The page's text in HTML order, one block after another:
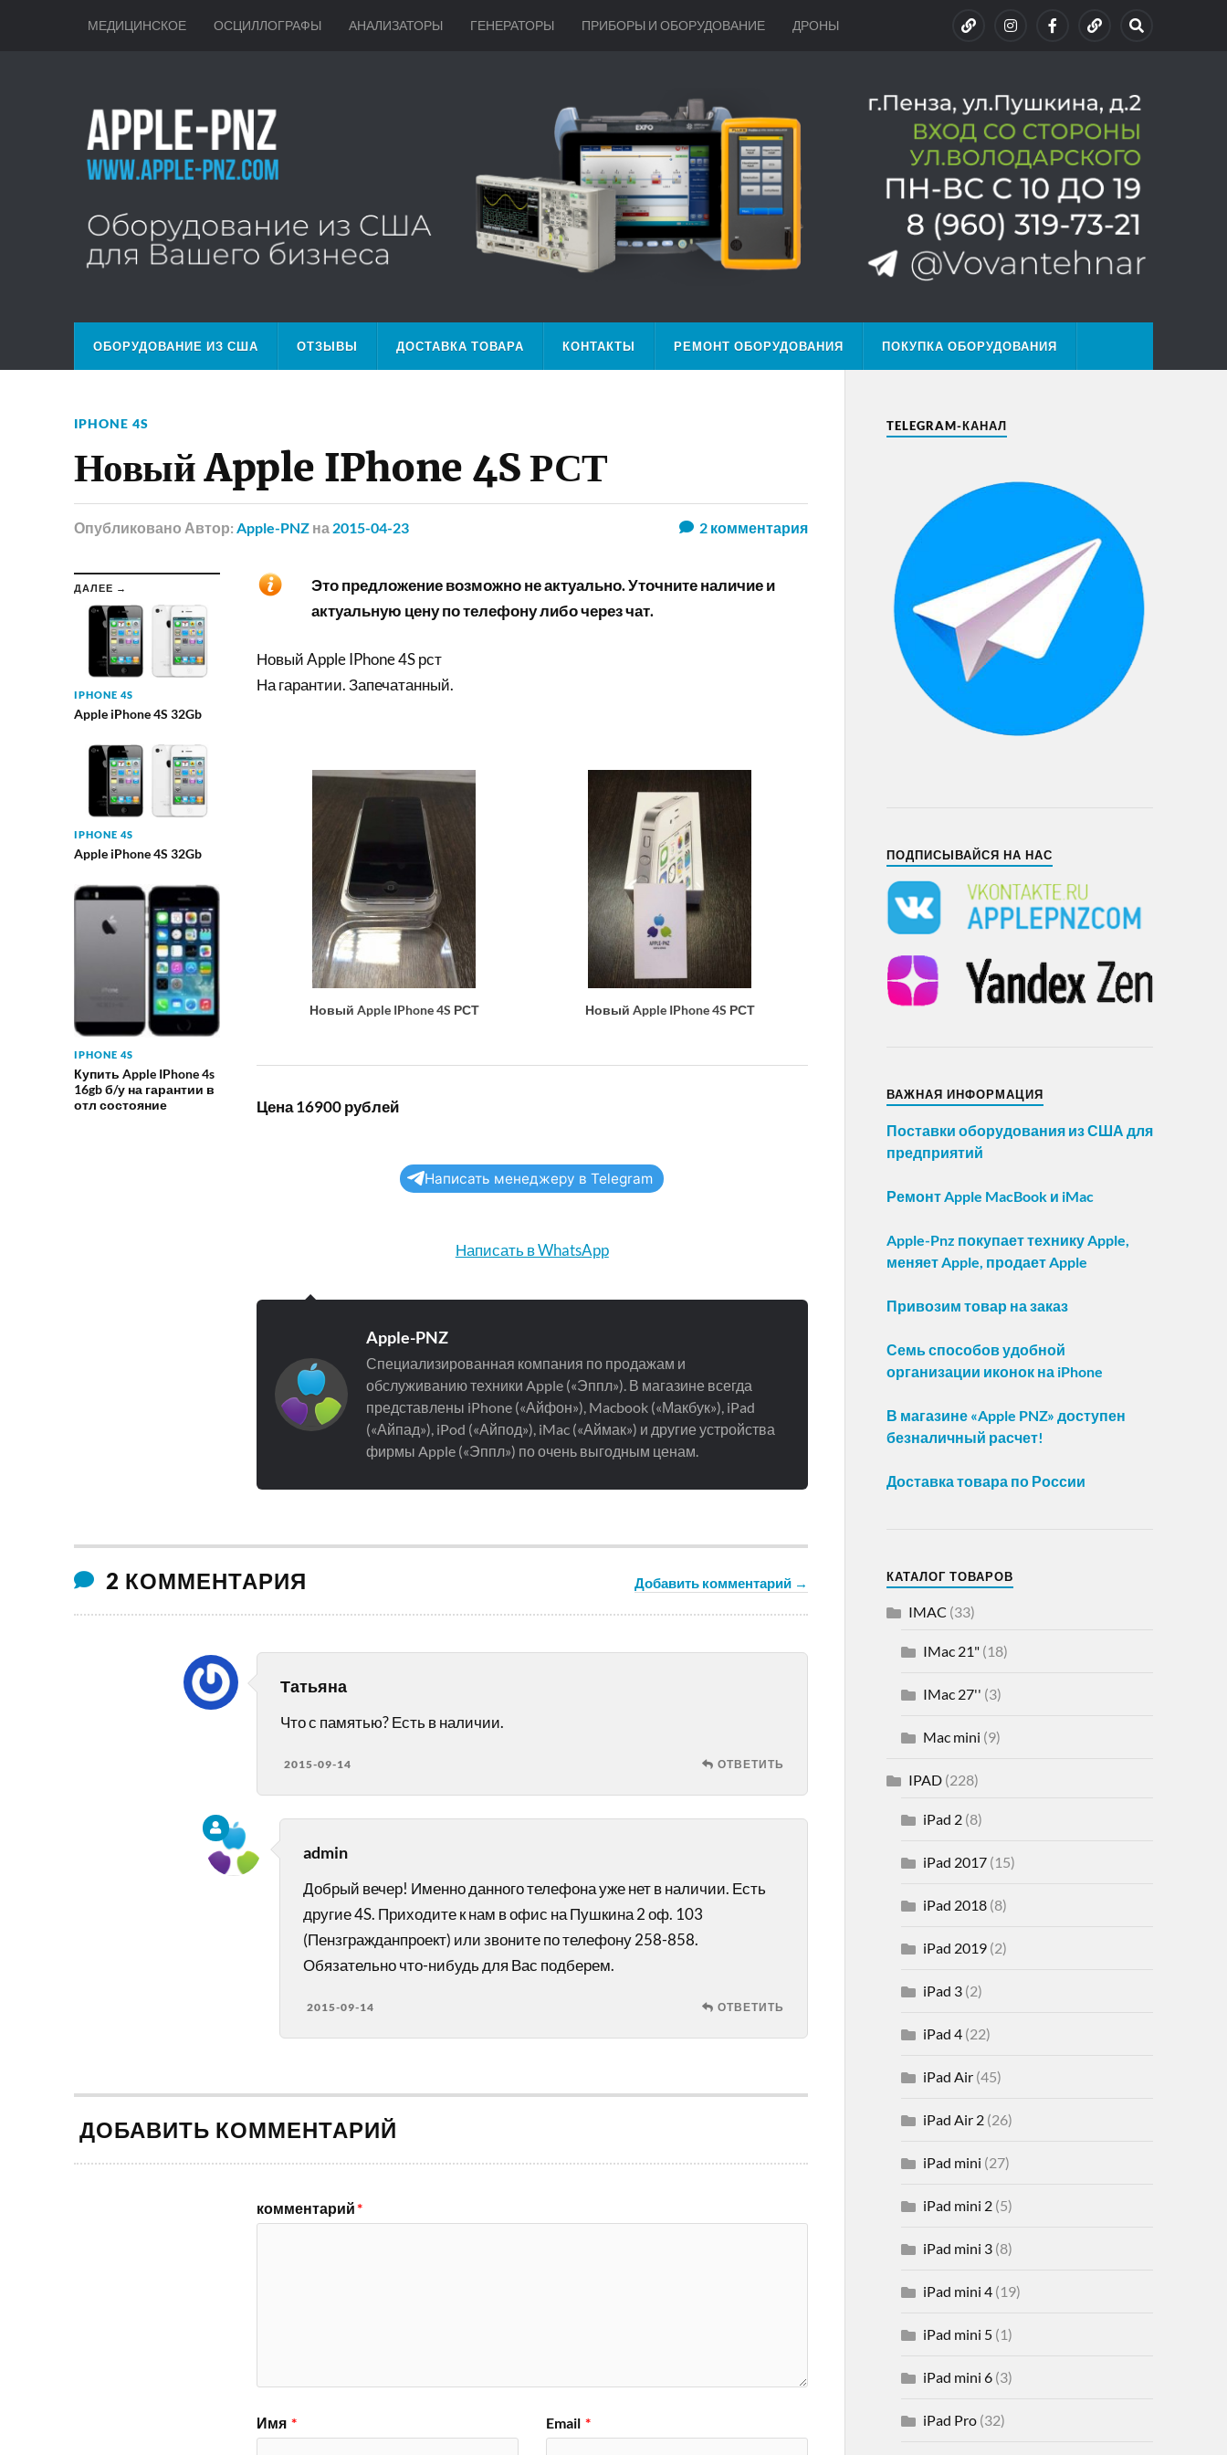
МЕДИЦИНСКОЕ ОСЦИЛЛОГРАФЫ АНАЛИЗАТОРЫ ГЕНЕРАТОРЫ ПРИБОРЫ И ОБОРУДОВАНИЕ ДРОНЫ
ОБОРУДОВАНИЕ ИЗ США ОТЗЫВЫ ДОСТАВКА ТОВАРА КОНТАКТЫ РЕМОНТ ОБОРУДОВАНИЯ ПОКУПКА ОБОРУДОВАНИЯ
IPHONE 4S
Новый Apple IPhone 4S РСТ
Опубликовано Автор: Apple-PNZ на 2015-04-23 2комментария
ДАЛЕЕ →
IPHONE 4S
Apple iPhone 4S 32Gb
IPHONE 4S
Apple iPhone 4S 32Gb
IPHONE 4S
Купить Apple IPhone 4s
16gb б/у на гарантии в
отл состояние
Это предложение возможно не актуально. Уточните наличие и
актуальную цену по телефону либо через чат.
Новый Apple IPhone 4S рст
На гарантии. Запечатанный.
Новый Apple IPhone 4S РСТ Новый Apple IPhone 4S РСТ
Цена 16900 рублей
Написать менеджеру в Telegram
Написать в WhatsApp
Apple-PNZ
Специализированная компания по продажам и
обслуживанию техники Apple («Эппл»). В магазине всегда
представлены iPhone («Айфон»), Macbook («Макбук»), iPad
(«Айпад»), iPod («Айпод»), iMac («Аймак») и другие устройства
фирмы Apple («Эппл») по очень выгодным ценам.
2 КОММЕНТАРИЯ Добавить комментарий →
Татьяна
Что с памятью? Есть в наличии.
2015-09-14 ОТВЕТИТЬ
admin
Добрый вечер! Именно данного телефона уже нет в наличии. Есть
другие 4S. Приходите к нам в офис на Пушкина 2 оф. 103
(Пензгражданпроект) или звоните по телефону 258-858.
Обязательно что-нибудь для Вас подберем.
2015-09-14 ОТВЕТИТЬ
ДОБАВИТЬ КОММЕНТАРИЙ
комментарий*
Имя * Email *
TELEGRAM-КАНАЛ
ПОДПИСЫВАЙСЯ НА НАС
ВАЖНАЯ ИНФОРМАЦИЯ
Поставки оборудования из США для
предприятий
Ремонт Apple MacBook и iMac
Apple-Pnz покупает технику Apple,
меняет Apple, продает Apple
Привозим товар на заказ
Семь способов удобной
организации иконок на iPhone
В магазине «Apple PNZ» доступен
безналичный расчет!
Доставка товара по России
КАТАЛОГ ТОВАРОВ
IMAC (33)
IMac 21"(18)
IMac 27'' (3)
Mac mini (9)
IPAD(228)
iPad 2(8)
iPad 2017(15)
iPad 2018(8)
iPad 2019(2)
iPad 3(2)
iPad 4(22)
iPad Air(45)
iPad Air 2(26)
iPad mini (27)
iPad mini 2(5)
iPad mini 3(8)
iPad mini 4(19)
iPad mini 5(1)
iPad mini 6(3)
iPad Pro(32)